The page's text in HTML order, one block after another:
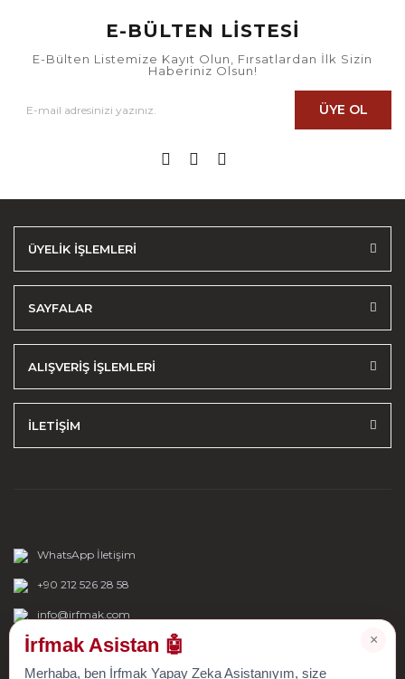
E-BÜLTEN LİSTESİ
E-Bülten Listemize Kayıt Olun, Fırsatlardan İlk Sizin
Haberiniz Olsun!
ÜYE OL
ÜYELİK İŞLEMLERİ
SAYFALAR
ALIŞVERİŞ İŞLEMLERİ
İLETİŞİM
WhatsApp İletişim
+90 212 526 28 58
info@irfmak.com
×
İrfmak Asistan 🤖
Merhaba, ben İrfmak Yapay Zeka Asistanıyım, size